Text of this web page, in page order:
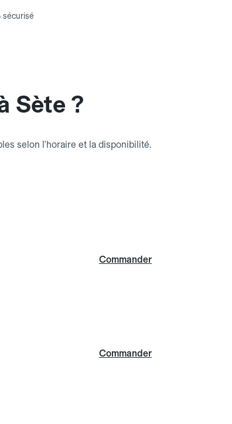
sécurisé
Sète ?
selon l'horaire et la disponibilité.
Commander
Commander